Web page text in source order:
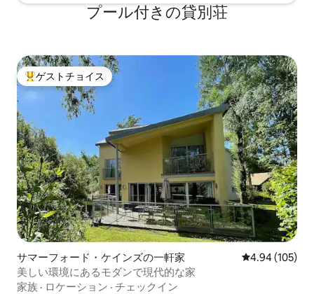
プール付きの貸別荘
大好評のゲストチョイスです。
ゲストチョイス
サマーフォード・ケインズの一軒家 レビュー105
4.94 (105)
美しい環境にあるモダンで現代的な家
家族 · ロケーション · チェックイン